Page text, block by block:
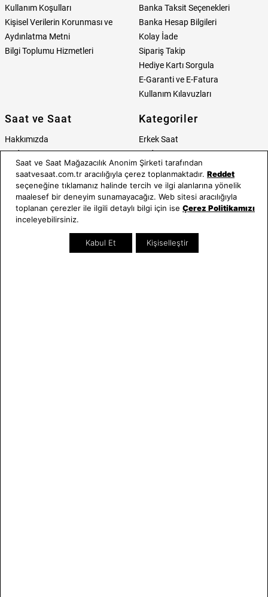
Kullanım Koşulları
Kişisel Verilerin Korunması ve
Aydınlatma Metni
Bilgi Toplumu Hizmetleri
Banka Taksit Seçenekleri
Banka Hesap Bilgileri
Kolay İade
Sipariş Takip
Hediye Kartı Sorgula
E-Garanti ve E-Fatura
Kullanım Kılavuzları
Saat ve Saat
Hakkımızda
Neden Saat ve Saat
Mağazalar
Kurumsal Satış
Mağazada Teknik Servis
Yatırımcı İlişkileri
Kategoriler
Erkek Saat
Kadın Saat
Tüm Ürünler
Takı & Aksesuar
Kampanyalar
İndirimliler
Hediye Kartı
Blog
Saat ve Saat Mağazacılık Anonim Şirketi tarafından
saatvesaat.com.tr aracılığıyla çerez toplanmaktadır. Reddet
seçeneğine tıklamanız halinde tercih ve ilgi alanlarına yönelik
maalesef bir deneyim sunamayacağız. Web sitesi aracılığıyla
toplanan çerezler ile ilgili detaylı bilgi için ise Çerez Politikamızı
inceleyebilirsiniz.
Kabul Et Kişiselleştir